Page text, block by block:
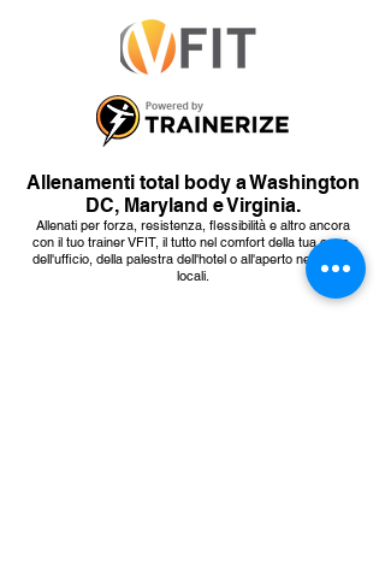
Allenamenti total body a Washington
DC, Maryland e Virginia.
Allenati per forza, resistenza, flessibilità e altro ancora
con il tuo trainer VFIT, il tutto nel comfort della tua casa,
dell'ufficio, della palestra dell'hotel o all'aperto nei parchi
locali.